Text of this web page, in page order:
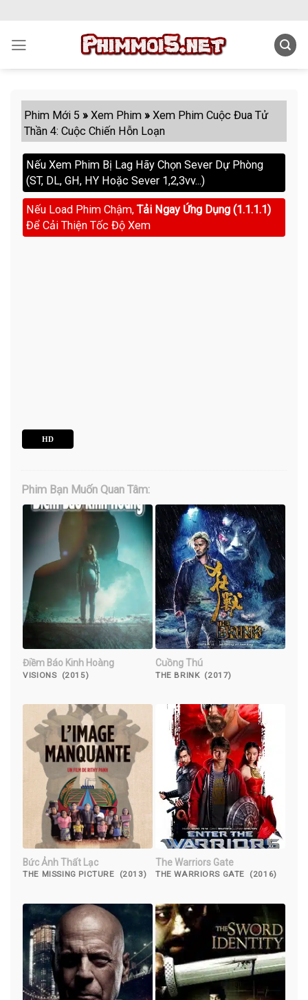
content
Phim Mới 5 »Xem Phim »Xem Phim Cuộc Đua Tử
Thần 4: Cuộc Chiến Hỗn Loạn
Nếu Xem Phim Bị Lag Hãy Chọn Sever Dự Phòng
(ST, DL, GH, HY Hoặc Sever 1,2,3vv...)
Nếu Load Phim Chậm, Tải Ngay Ứng Dụng (1.1.1.1)
Để Cải Thiện Tốc Độ Xem
HD
Phim Bạn Muốn Quan Tâm:
Điềm Báo Kinh Hoàng
VISIONS (2015)
Cuồng Thú
THE BRINK (2017)
Bức Ảnh Thất Lạc
THE MISSING PICTURE (2013)
The Warriors Gate
THE WARRIORS GATE (2016)